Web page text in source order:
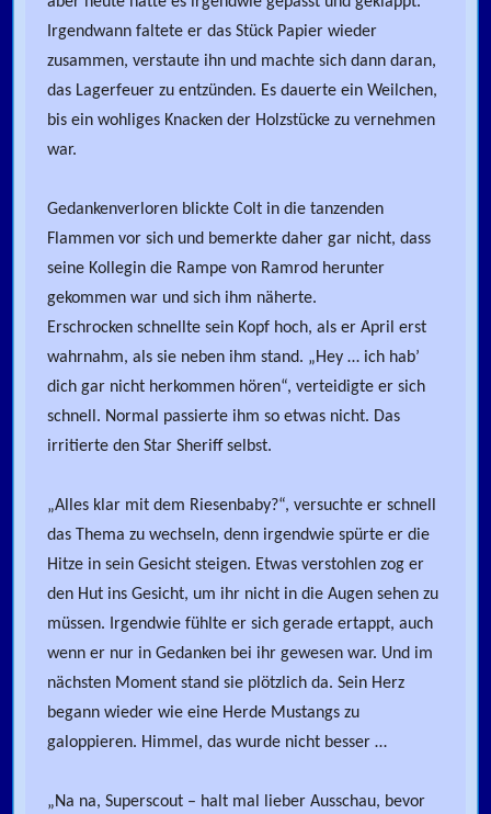
Irgendwann faltete er das Stück Papier wieder
zusammen, verstaute ihn und machte sich dann daran,
das Lagerfeuer zu entzünden. Es dauerte ein Weilchen,
bis ein wohliges Knacken der Holzstücke zu vernehmen
war.
Gedankenverloren blickte Colt in die tanzenden
Flammen vor sich und bemerkte daher gar nicht, dass
seine Kollegin die Rampe von Ramrod herunter
gekommen war und sich ihm näherte.
Erschrocken schnellte sein Kopf hoch, als er April erst
wahrnahm, als sie neben ihm stand. „Hey … ich hab’
dich gar nicht herkommen hören“, verteidigte er sich
schnell. Normal passierte ihm so etwas nicht. Das
irritierte den Star Sheriff selbst.
„Alles klar mit dem Riesenbaby?“, versuchte er schnell
das Thema zu wechseln, denn irgendwie spürte er die
Hitze in sein Gesicht steigen. Etwas verstohlen zog er
den Hut ins Gesicht, um ihr nicht in die Augen sehen zu
müssen. Irgendwie fühlte er sich gerade ertappt, auch
wenn er nur in Gedanken bei ihr gewesen war. Und im
nächsten Moment stand sie plötzlich da. Sein Herz
begann wieder wie eine Herde Mustangs zu
galoppieren. Himmel, das wurde nicht besser …
„Na na, Superscout – halt mal lieber Ausschau, bevor